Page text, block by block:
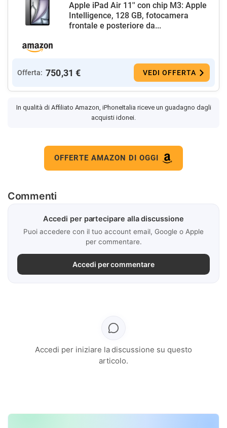
Apple iPad Air 11'' con chip M3: Apple
Intelligence, 128 GB, fotocamera
frontale e posteriore da...
Offerta: 750,31 € VEDI OFFERTA
In qualità di Affiliato Amazon, iPhoneItalia riceve un guadagno dagli
acquisti idonei.
OFFERTE AMAZON DI OGGI
Commenti
Accedi per partecipare alla discussione
Puoi accedere con il tuo account email, Google o Apple
per commentare.
Accedi per commentare
Accedi per iniziare la discussione su questo
articolo.